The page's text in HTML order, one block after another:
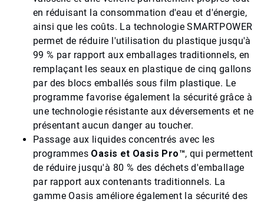
en réduisant la consommation d'eau et d'énergie,
ainsi que les coûts. La technologie SMARTPOWER
permet de réduire l'utilisation du plastique jusqu'à
99 % par rapport aux emballages traditionnels, en
remplaçant les seaux en plastique de cinq gallons
par des blocs emballés sous film plastique. Le
programme favorise également la sécurité grâce à
une technologie résistante aux déversements et ne
présentant aucun danger au toucher.
Passage aux liquides concentrés avec les
programmes Oasis et Oasis Pro™, qui permettent
de réduire jusqu'à 80 % des déchets d'emballage
par rapport aux contenants traditionnels. La
gamme Oasis améliore également la sécurité des